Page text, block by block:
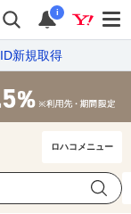
i
ID新規取得
ロハコメニュー